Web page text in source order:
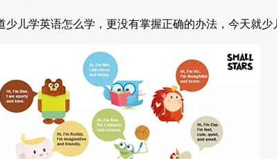
儿学英语怎么学，更没有掌握正确的办法，今天就